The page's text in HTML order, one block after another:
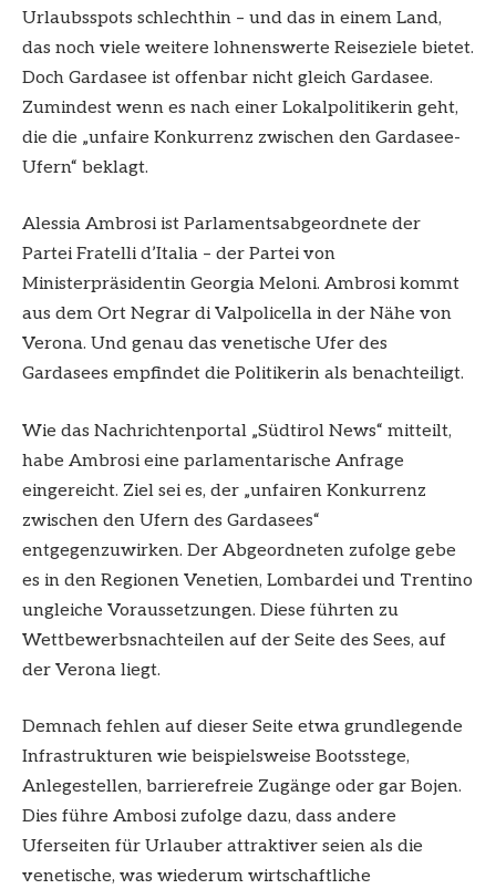
Urlaubsspots schlechthin – und das in einem Land,
das noch viele weitere lohnenswerte Reiseziele bietet.
Doch Gardasee ist offenbar nicht gleich Gardasee.
Zumindest wenn es nach einer Lokalpolitikerin geht,
die die „unfaire Konkurrenz zwischen den Gardasee-
Ufern“ beklagt.
Alessia Ambrosi ist Parlamentsabgeordnete der
Partei Fratelli d’Italia – der Partei von
Ministerpräsidentin Georgia Meloni. Ambrosi kommt
aus dem Ort Negrar di Valpolicella in der Nähe von
Verona. Und genau das venetische Ufer des
Gardasees empfindet die Politikerin als benachteiligt.
Wie das Nachrichtenportal „Südtirol News“ mitteilt,
habe Ambrosi eine parlamentarische Anfrage
eingereicht. Ziel sei es, der „unfairen Konkurrenz
zwischen den Ufern des Gardasees“
entgegenzuwirken. Der Abgeordneten zufolge gebe
es in den Regionen Venetien, Lombardei und Trentino
ungleiche Voraussetzungen. Diese führten zu
Wettbewerbsnachteilen auf der Seite des Sees, auf
der Verona liegt.
Demnach fehlen auf dieser Seite etwa grundlegende
Infrastrukturen wie beispielsweise Bootsstege,
Anlegestellen, barrierefreie Zugänge oder gar Bojen.
Dies führe Ambosi zufolge dazu, dass andere
Uferseiten für Urlauber attraktiver seien als die
venetische, was wiederum wirtschaftliche